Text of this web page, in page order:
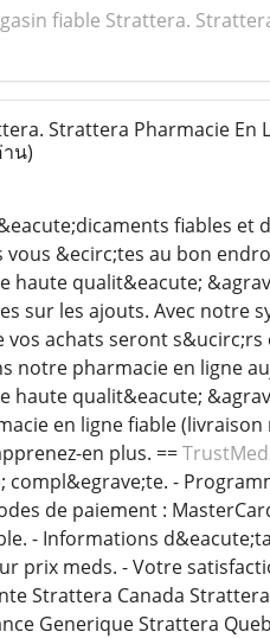
fiable Strattera.
Strattera Pharmacie En
น)
fiables
vous &ecirc;tes au bon
haute qualit&eacute;
sur les ajouts. Avec notre
achats seront
notre pharmacie en ligne
haute qualit&eacute;
en ligne fiable
en plus. ==
-
de paiement :
- Informations
prix meds. - Votre
Strattera Canada
Generique Strattera